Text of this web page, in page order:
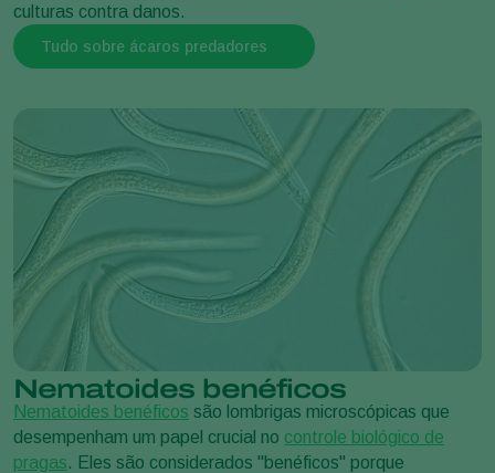
culturas contra danos.
Tudo sobre ácaros predadores
Nematoides benéficos
Nematoides benéficos são lombrigas microscópicas que
desempenham um papel crucial no controle biológico de
pragas. Eles são considerados "benéficos" porque